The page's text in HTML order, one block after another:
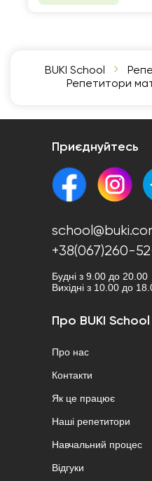
BUKI School
Репетитори
Приєднуйтесь
+38(067)260-
Будні з 9.00 до 20.00
Вихідні з 10.00 до
Про BUKI School
Про нас
Контакти
Як це працює
Наші репетитори
Навчальний процес
Відгуки